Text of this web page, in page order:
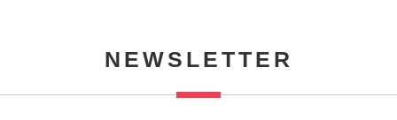
NEWSLETTER